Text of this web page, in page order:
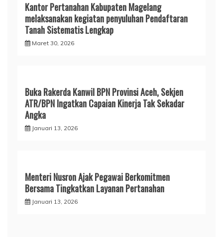
Kantor Pertanahan Kabupaten Magelang
melaksanakan kegiatan penyuluhan Pendaftaran
Tanah Sistematis Lengkap
Maret 30, 2026
Buka Rakerda Kanwil BPN Provinsi Aceh, Sekjen
ATR/BPN Ingatkan Capaian Kinerja Tak Sekadar
Angka
Januari 13, 2026
Menteri Nusron Ajak Pegawai Berkomitmen
Bersama Tingkatkan Layanan Pertanahan
Januari 13, 2026